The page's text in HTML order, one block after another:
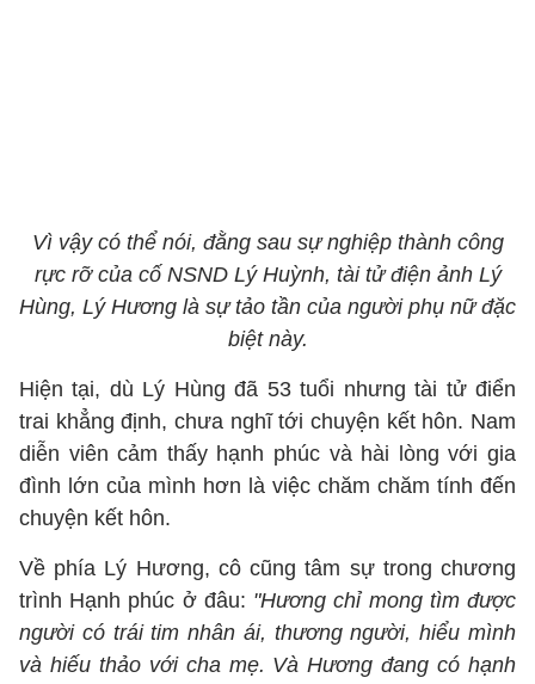
Vì vậy có thể nói, đằng sau sự nghiệp thành công
rực rỡ của cố NSND Lý Huỳnh, tài tử điện ảnh Lý
Hùng, Lý Hương là sự tảo tần của người phụ nữ đặc
biệt này.
Hiện tại, dù Lý Hùng đã 53 tuổi nhưng tài tử điển
trai khẳng định, chưa nghĩ tới chuyện kết hôn. Nam
diễn viên cảm thấy hạnh phúc và hài lòng với gia
đình lớn của mình hơn là việc chăm chăm tính đến
chuyện kết hôn.
Về phía Lý Hương, cô cũng tâm sự trong chương
trình Hạnh phúc ở đâu: "Hương chỉ mong tìm được
người có trái tim nhân ái, thương người, hiểu mình
và hiếu thảo với cha mẹ. Và Hương đang có hạnh